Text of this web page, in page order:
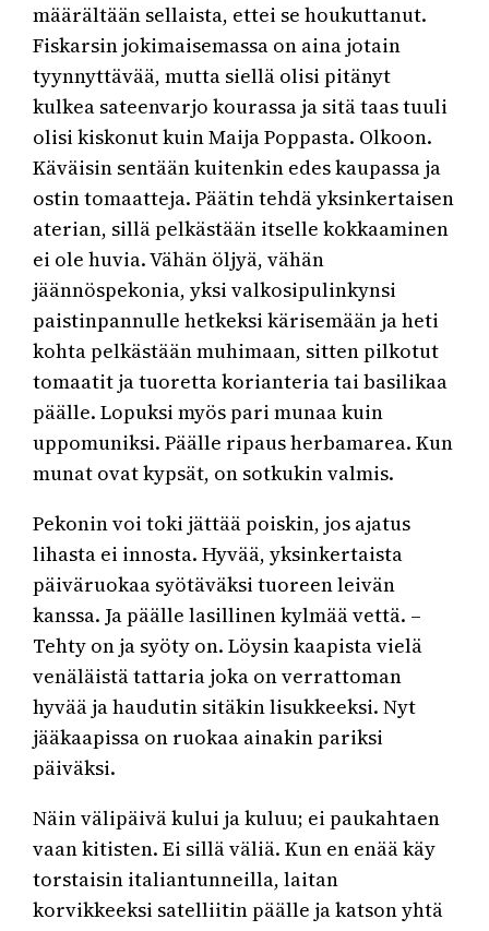
määrältään sellaista, ettei se houkuttanut.
Fiskarsin jokimaisemassa on aina jotain
tyynnyttävää, mutta siellä olisi pitänyt
kulkea sateenvarjo kourassa ja sitä taas tuuli
olisi kiskonut kuin Maija Poppasta. Olkoon.
Käväisin sentään kuitenkin edes kaupassa ja
ostin tomaatteja. Päätin tehdä yksinkertaisen
aterian, sillä pelkästään itselle kokkaaminen
ei ole huvia. Vähän öljyä, vähän
jäännöspekonia, yksi valkosipulinkynsi
paistinpannulle hetkeksi kärisemään ja heti
kohta pelkästään muhimaan, sitten pilkotut
tomaatit ja tuoretta korianteria tai basilikaa
päälle. Lopuksi myös pari munaa kuin
uppomuniksi. Päälle ripaus herbamarea. Kun
munat ovat kypsät, on sotkukin valmis.
Pekonin voi toki jättää poiskin, jos ajatus
lihasta ei innosta. Hyvää, yksinkertaista
päiväruokaa syötäväksi tuoreen leivän
kanssa. Ja päälle lasillinen kylmää vettä. –
Tehty on ja syöty on. Löysin kaapista vielä
venäläistä tattaria joka on verrattoman
hyvää ja haudutin sitäkin lisukkeeksi. Nyt
jääkaapissa on ruokaa ainakin pariksi
päiväksi.
Näin välipäivä kului ja kuluu; ei paukahtaen
vaan kitisten. Ei sillä väliä. Kun en enää käy
torstaisin italiantunneilla, laitan
korvikkeeksi satelliitin päälle ja katson yhtä